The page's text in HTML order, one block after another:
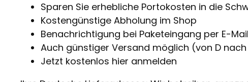
Sparen Sie erhebliche Portokosten in die
Kostengünstige Abholung im Shop
Benachrichtigung bei Paketeingang per E-Mail
Auch günstiger Versand möglich (von D nach
Jetzt kostenlos hier anmelden